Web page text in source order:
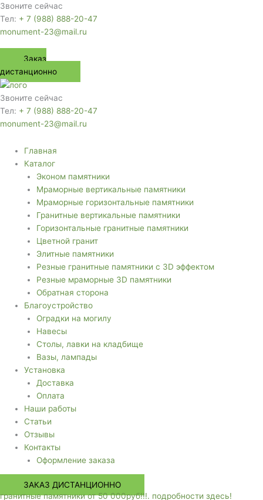
Звоните сейчас
Тел: + 7 (988) 888-20-47
monument-23@mail.ru
Заказ
дистанционно
Звоните сейчас
Тел: + 7 (988) 888-20-47
monument-23@mail.ru
Главная
Каталог
Эконом памятники
Мраморные вертикальные памятники
Мраморные горизонтальные памятники
Гранитные вертикальные памятники
Горизонтальные гранитные памятники
Цветной гранит
Элитные памятники
Резные гранитные памятники с 3D эффектом
Резные мраморные 3D памятники
Обратная сторона
Благоустройство
Оградки на могилу
Навесы
Столы, лавки на кладбище
Вазы, лампады
Установка
Доставка
Оплата
Наши работы
Статьи
Отзывы
Контакты
Оформление заказа
ЗАКАЗ ДИСТАНЦИОННО
гранитные памятники от 50 000руб!!!. подробности здесь!